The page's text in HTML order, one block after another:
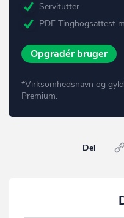
Servitutter
PDF Tingbogsattest
Opgradér bruger
*Virksomhedsnavn og
Premium.
Del